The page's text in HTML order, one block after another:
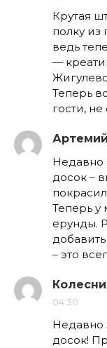
Крутая
полку из
ведь
—
Теперь
гости,
Артемий
Недавно
досок –
Теперь у
ерунды.
– это
04:30
Недавно
досок!